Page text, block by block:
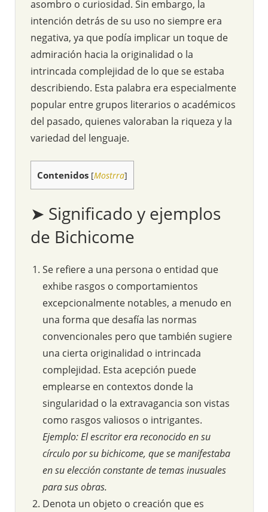
asombro o curiosidad. Sin embargo, la
intención detrás de su uso no siempre era
negativa, ya que podía implicar un toque de
admiración hacia la originalidad o la
intrincada complejidad de lo que se estaba
describiendo. Esta palabra era especialmente
popular entre grupos literarios o académicos
del pasado, quienes valoraban la riqueza y la
variedad del lenguaje.
Contenidos [Mostrra]
➤ Significado y ejemplos
de Bichicome
Se refiere a una persona o entidad que
exhibe rasgos o comportamientos
excepcionalmente notables, a menudo en
una forma que desafía las normas
convencionales pero que también sugiere
una cierta originalidad o intrincada
complejidad. Esta acepción puede
emplearse en contextos donde la
singularidad o la extravagancia son vistas
como rasgos valiosos o intrigantes.
Ejemplo: El escritor era reconocido en su
círculo por su bichicome, que se manifestaba
en su elección constante de temas inusuales
para sus obras.
Denota un objeto o creación que es